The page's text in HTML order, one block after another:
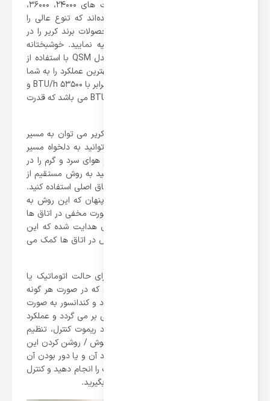
اسپلیت های کریر سری QSM در ظرفیت های 24000، 36000،
48000 و 60000 طراحی و عرضه بازار شده‌اند که تنوع عالی را
ایجاد کرده‌اند. شما می توانید تمامی محصولات برند کریر را در
وب سایت ایران اسپلیت مشاهده و تهیه نمایید. خوشبختانه
داکت اسپلیت کریر 60000 بدون اینورتر مدل QSM با استفاده از
عملکرد سرمایشی و گرمایشی می تواند بهترین عملکرد را به شما
ارائه کند. ظرفیت سرمایشی این محصول برابر با 53500 BTU/h و
ظرفیت گرمایشی آن نیز برابر با 55600 BTU/h می باشد که قدرت
از ویژگی های مثبت داکت اسپلیت های کریر می توان به مسیر
های خروجی متعدد اشاره کرد. شما می توانید به دلخواه مسیر
های که می خواهید را کانال کشی کنید و هوای سرد و گرم را در
محیط های خود توزیع کنید. اولاً می توانید به روش مستقیم از
دستگاه برای توزیع هوای سرد یا گرم به اتاق اصلی استفاده کنید.
دوماً می توانید به روش خروجی هوای پنهان که این روش به
شما امکان می‌ دهد تا هوای تازه را به صورت مخفی در اتاق‌ ها
پخش کنید. ثانیاً به روش خروجی هوای هدایت شده که این
خروجی‌ ها به توزیع هوا به نقاط مشخص در اتاق‌ ها کمک می‌
همچنین باید گفت که این محصول دارای حالت اتوماتیک یا
همان راه اندازی مجدد خودکار می باشد که در صورت هر گونه
قطعی برق دستگاه مجدداً متصل می شود و کندانسور به صورت
اتوماتیک به همان حالت و تنظیمات قبلی بر می گردد و عملکرد
خود را ادامه می دهد. در نهایت با وجود ریموت کنترل، تنظیم
درجه حرارت، تایمر، جهت وزش باد و خاموش / روشن کردن این
کولر گازی انجام می شود که در صورت نبود آن و یا دور بودن آن
شما می توانید از طریق WiFi این تنظیمات را انجام دهید و کنترل
سرمایشی/ گرمایشی کولر خود را به دست بگیرید.